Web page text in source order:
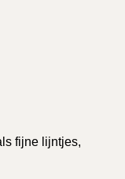
fijne lijntjes,